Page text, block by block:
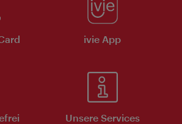
ivie App
Unsere Services